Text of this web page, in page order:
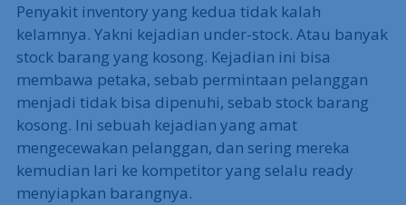
Penyakit inventory yang kedua tidak kalah
kelamnya. Yakni kejadian under-stock. Atau banyak
stock barang yang kosong. Kejadian ini bisa
membawa petaka, sebab permintaan pelanggan
menjadi tidak bisa dipenuhi, sebab stock barang
kosong. Ini sebuah kejadian yang amat
mengecewakan pelanggan, dan sering mereka
kemudian lari ke kompetitor yang selalu ready
menyiapkan barangnya.